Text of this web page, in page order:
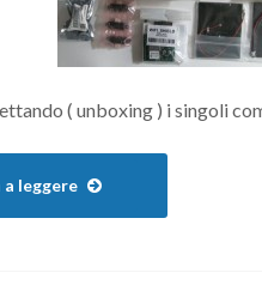
( unboxing ) i singoli
leggere